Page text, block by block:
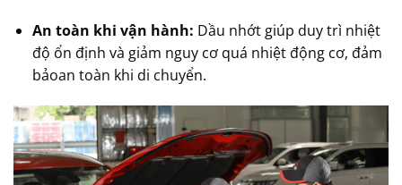
An toàn khi vận hành: Dầu nhớt giúp duy trì nhiệt
độ ổn định và giảm nguy cơ quá nhiệt động cơ, đảm
bảoan toàn khi di chuyển.